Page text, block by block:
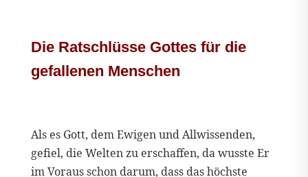
Die Ratschlüsse Gottes für die
gefallenen Menschen
Als es Gott, dem Ewigen und Allwissenden,
gefiel, die Welten zu erschaffen, da wusste Er
im Voraus schon darum, dass das höchste